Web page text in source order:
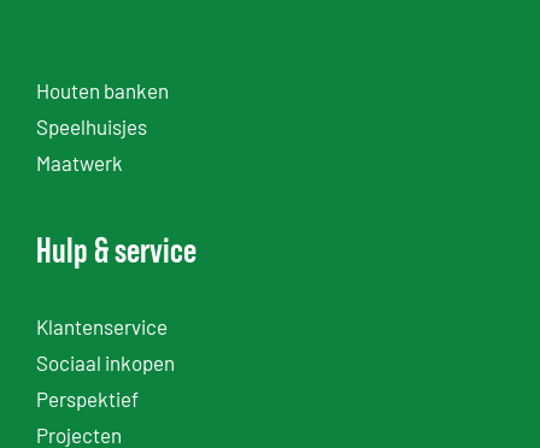
Houten banken
Speelhuisjes
Maatwerk
Hulp & service
Klantenservice
Sociaal inkopen
Perspektief
Projecten